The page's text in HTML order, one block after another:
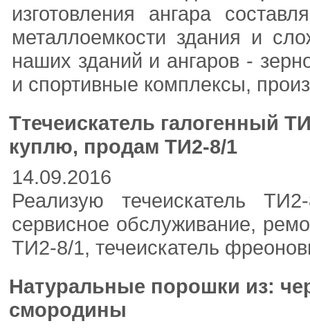
изготовления ангара
металлоемкости здания и
наших зданий и ангаров -
и спортивные комплексы,
Ттечеискатель галогенный
куплю, продам ТИ2-8/1
14.09.2016
Реализую течеискатель
сервисное обслуживание,
ТИ2-8/1, течеискатель
Натуральные порошки из:
смородины